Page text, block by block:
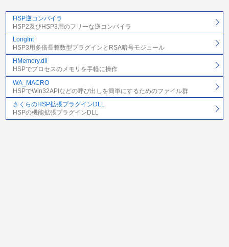
HSP逆コンパイラ
HSP2及びHSP3用のフリーな逆コンパイラ
LongInt
HSP3用多倍長整数型プラグインとRSA暗号モジュール
HMemory.dll
HSPでプロセスのメモリを手軽に操作
WA_MACRO
HSPでWin32APIなどの呼び出しを簡単にするためのファイル群
さくらのHSP拡張プラグインDLL
HSPの機能拡張プラグインDLL